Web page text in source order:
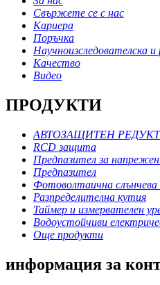
Свържете се с нас
Кариера
Поръчка
Научноизследователска
Качество
Видео
ПРОДУКТИ
АВТОЗАЩИТЕН
RCD защита
Предпазител за
Предпазител
Фотоволтаична слънчева
Разпределителна кутия
Таймер и измервателен
Водоустойчиви
Още продукти
информация за